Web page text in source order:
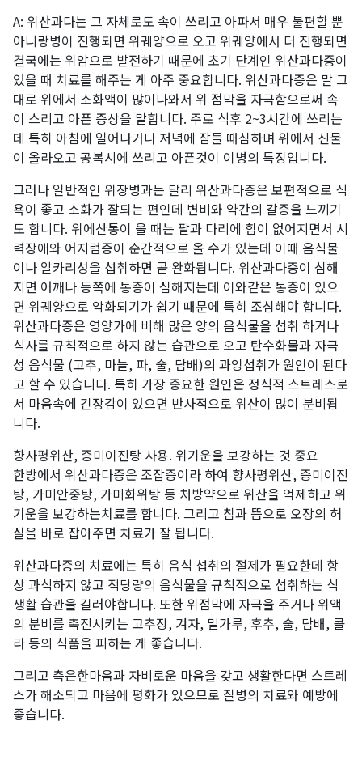
A: 위산과다는 그 자체로도 속이 쓰리고 아파서 매우 불편할 뿐
아니랑병이 진행되면 위궤양으로 오고 위궤양에서 더 진행되면
결국에는 위암으로 발전하기 때문에 초기 단계인 위산과다증이
있을 때 치료를 해주는 게 아주 중요합니다. 위산과다증은 말 그
대로 위에서 소화액이 많이나와서 위 점막을 자극함으로써 속
이 스리고 아픈 증상을 말합니다. 주로 식후 2~3시간에 쓰리는
데 특히 아침에 일어나거나 저녁에 잠들 때심하며 위에서 신물
이 올라오고 공복시에 쓰리고 아픈것이 이병의 특징입니다.
그러나 일반적인 위장병과는 달리 위산과다증은 보편적으로 식
욕이 좋고 소화가 잘되는 편인데 변비와 약간의 갈증을 느끼기
도 합니다. 위에산통이 올 때는 팔과 다리에 힘이 없어지면서 시
력장애와 어지럼증이 순간적으로 올 수가 있는데 이때 음식물
이나 알카리성을 섭취하면 곧 완화됩니다. 위산과다증이 심해
지면 어깨나 등쪽에 통증이 심해지는데 이와같은 통증이 있으
면 위궤양으로 악화되기가 쉽기 때문에 특히 조심해야 합니다.
위산과다증은 영양가에 비해 많은 양의 음식물을 섭취 하거나
식사를 규칙적으로 하지 않는 습관으로 오고 탄수화물과 자극
성 음식물 (고추, 마늘, 파, 술, 담배)의 과잉섭취가 원인이 된다
고 할 수 있습니다. 특히 가장 중요한 원인은 정식적 스트레스로
서 마음속에 긴장감이 있으면 반사적으로 위산이 많이 분비됩
니다.
향사평위산, 증미이진탕 사용. 위기운을 보강하는 것 중요
한방에서 위산과다증은 조잡증이라 하여 향사평위산, 증미이진
탕, 가미안중탕, 가미화위탕 등 처방약으로 위산을 억제하고 위
기운을 보강하는치료를 합니다. 그리고 침과 뜸으로 오장의 허
실을 바로 잡아주면 치료가 잘 됩니다.
위산과다증의 치료에는 특히 음식 섭취의 절제가 필요한데 항
상 과식하지 않고 적당량의 음식물을 규칙적으로 섭취하는 식
생활 습관을 길러야합니다. 또한 위점막에 자극을 주거나 위액
의 분비를 촉진시키는 고추장, 겨자, 밀가루, 후추, 술, 담배, 콜
라 등의 식품을 피하는 게 좋습니다.
그리고 측은한마음과 자비로운 마음을 갖고 생활한다면 스트레
스가 해소되고 마음에 평화가 있으므로 질병의 치료와 예방에
좋습니다.